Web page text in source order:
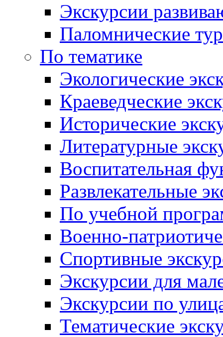
Экскурсии
Паломнические
По тематике
Экологические
Краеведческие
Исторические
Литературные
Воспитательная
Развлекательные
По учебной
Военно-
Спортивные
Экскурсии для
Экскурсии по
Тематические